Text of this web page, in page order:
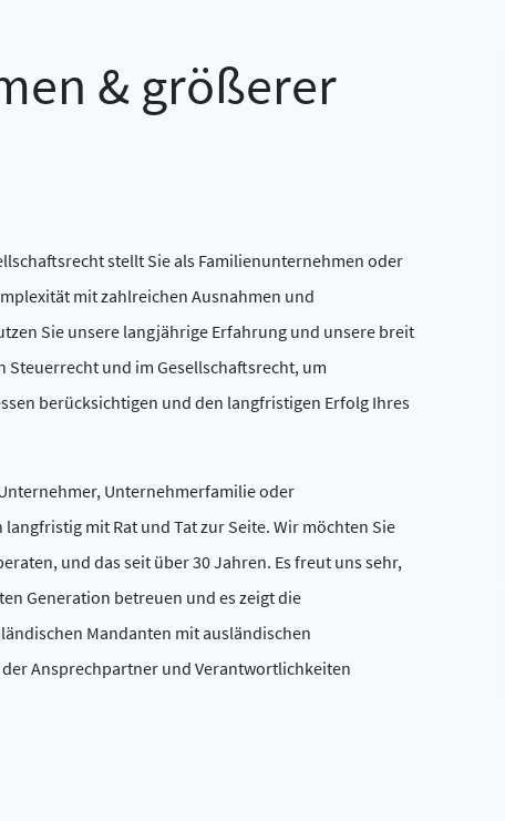
& größerer
stellt Sie als Familienunternehmen oder
mit zahlreichen Ausnahmen und
Sie unsere langjährige Erfahrung und unsere breit
und im Gesellschaftsrecht, um
berücksichtigen und den langfristigen Erfolg Ihres
Unternehmerfamilie oder
mit Rat und Tat zur Seite. Wir möchten Sie
und das seit über 30 Jahren. Es freut uns sehr,
Generation betreuen und es zeigt die
Mandanten mit ausländischen
Ansprechpartner und Verantwortlichkeiten